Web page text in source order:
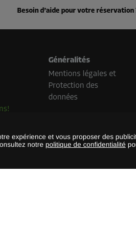
expérience et vous proposer des
notre politique de confidentialité
Besoin d’aide pour votre réservation
Généralités
Mentions légales et
Protection des
données